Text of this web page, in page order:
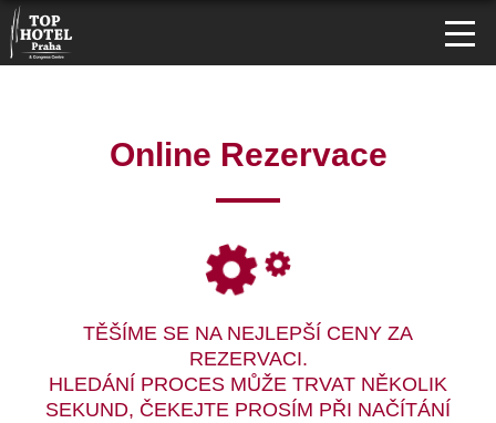
Online Rezervace
TĚŠÍME SE NA NEJLEPŠÍ CENY ZA
REZERVACI.
HLEDÁNÍ PROCES MŮŽE TRVAT NĚKOLIK
SEKUND, ČEKEJTE PROSÍM PŘI NAČÍTÁNÍ